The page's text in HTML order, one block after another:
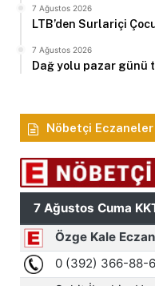
7 Ağustos 2026
LTB’den Surlariçi
7 Ağustos 2026
Dağ yolu pazar günü
Nöbetçi Eczaneler